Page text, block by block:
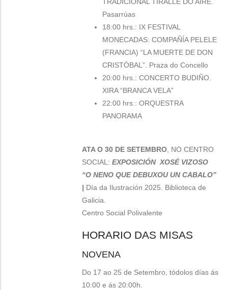
Pasarrúas
18:00 hrs.: IX FESTIVAL
MONECADAS: COMPAÑÍA PELELE
(FRANCIA) “LA MUERTE DE DON
CRISTÓBAL”. Praza do Concello
20:00 hrs.: CONCERTO BUDIÑO.
XIRA “BRANCA VELA”
22:00 hrs.: ORQUESTRA
PANORAMA
ATA O 30 DE SETEMBRO , NO CENTRO
SOCIAL:EXPOSICIÓN XOSÉ VIZOSO
“O NENO QUE DEBUXOU UN CABALO”
| Día da Ilustración 2025. Biblioteca de
Galicia.
Centro Social Polivalente
HORARIO DAS MISAS
NOVENA
Do 17 ao 25 de Setembro, tódolos días ás
10:00 e ás 20:00h.